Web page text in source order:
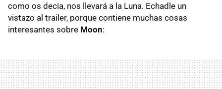
como os decía, nos llevará a la Luna. Echadle un
vistazo al trailer, porque contiene muchas cosas
interesantes sobre Moon: